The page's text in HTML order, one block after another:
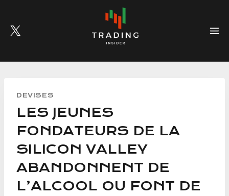
content
DEVISES
LES JEUNES
FONDATEURS DE LA
SILICON VALLEY
ABANDONNENT DE
L’ALCOOL OU FONT DE